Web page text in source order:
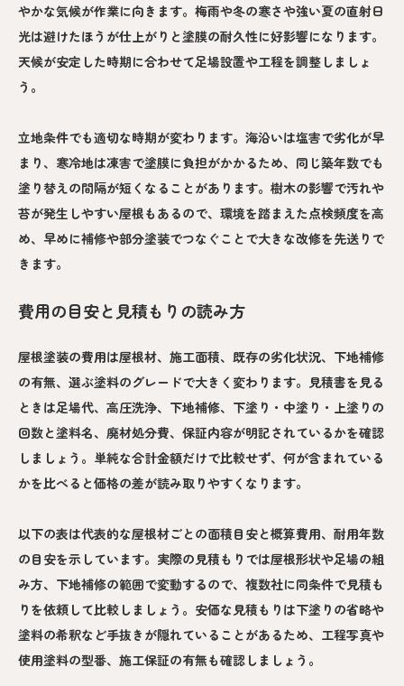
やかな気候が作業に向きます。梅雨や冬の寒さや強い夏の直射日
光は避けたほうが仕上がりと塗膜の耐久性に好影響になります。
天候が安定した時期に合わせて足場設置や工程を調整しましょ
う。
立地条件でも適切な時期が変わります。海沿いは塩害で劣化が早
まり、寒冷地は凍害で塗膜に負担がかかるため、同じ築年数でも
塗り替えの間隔が短くなることがあります。樹木の影響で汚れや
苔が発生しやすい屋根もあるので、環境を踏まえた点検頻度を高
め、早めに補修や部分塗装でつなぐことで大きな改修を先送りで
きます。
費用の目安と見積もりの読み方
屋根塗装の費用は屋根材、施工面積、既存の劣化状況、下地補修
の有無、選ぶ塗料のグレードで大きく変わります。見積書を見る
ときは足場代、高圧洗浄、下地補修、下塗り・中塗り・上塗りの
回数と塗料名、廃材処分費、保証内容が明記されているかを確認
しましょう。単純な合計金額だけで比較せず、何が含まれている
かを比べると価格の差が読み取りやすくなります。
以下の表は代表的な屋根材ごとの面積目安と概算費用、耐用年数
の目安を示しています。実際の見積もりでは屋根形状や足場の組
み方、下地補修の範囲で変動するので、複数社に同条件で見積も
りを依頼して比較しましょう。安価な見積もりは下塗りの省略や
塗料の希釈など手抜きが隠れていることがあるため、工程写真や
使用塗料の型番、施工保証の有無も確認しましょう。